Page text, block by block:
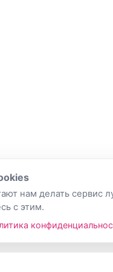
нам делать сервис
с этим.